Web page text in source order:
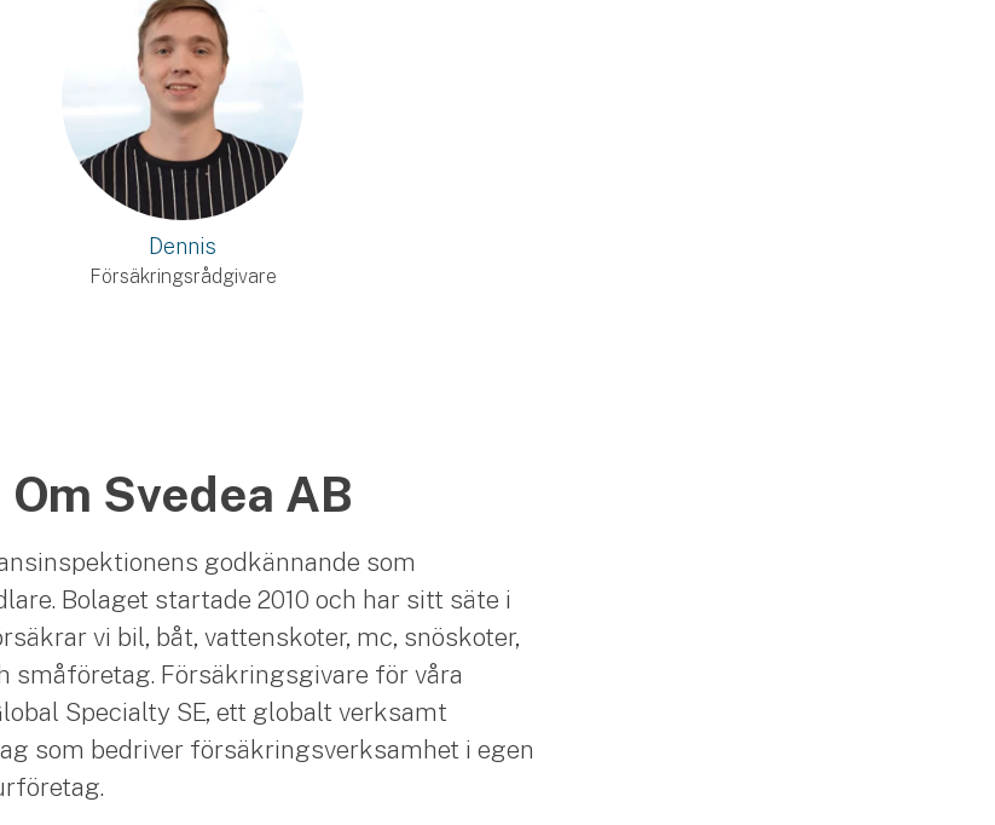
Dennis
Försäkringsrådgivare
Om Svedea AB
godkännande som
Bolaget startade 2010 och har sitt säte i
vi bil, båt, vattenskoter, mc, snöskoter,
småföretag. Försäkringsgivare för våra
Specialty SE, ett globalt verksamt
som bedriver försäkringsverksamhet i egen